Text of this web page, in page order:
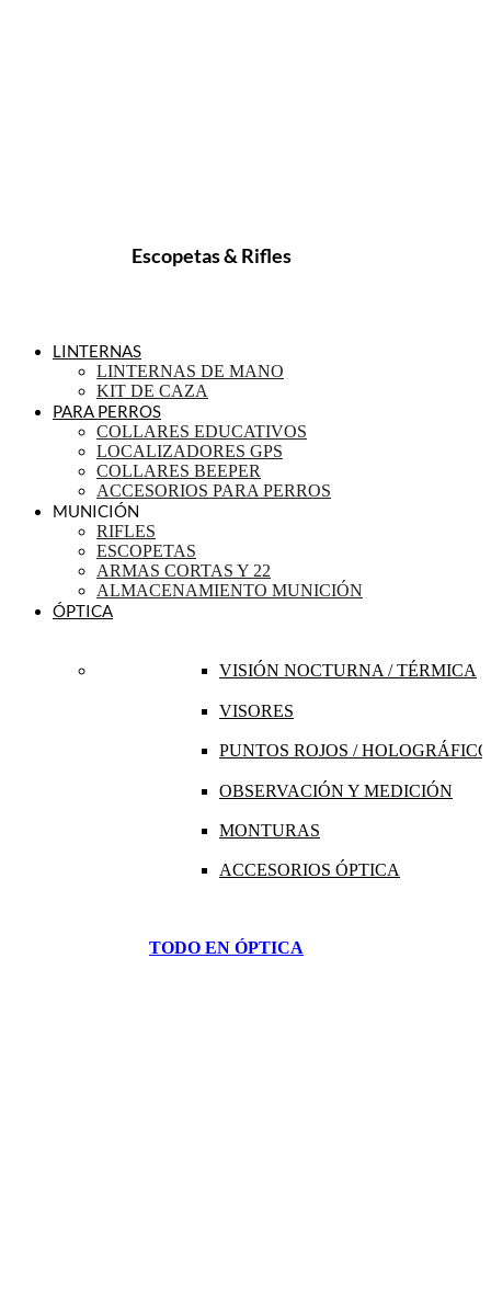
Escopetas & Rifles
LINTERNAS
LINTERNAS DE MANO
KIT DE CAZA
PARA PERROS
COLLARES EDUCATIVOS
LOCALIZADORES GPS
COLLARES BEEPER
ACCESORIOS PARA PERROS
MUNICIÓN
RIFLES
ESCOPETAS
ARMAS CORTAS Y 22
ALMACENAMIENTO MUNICIÓN
ÓPTICA
VISIÓN NOCTURNA / TÉRMICA
VISORES
PUNTOS ROJOS /
OBSERVACIÓN Y MEDICIÓN
MONTURAS
ACCESORIOS ÓPTICA
TODO EN ÓPTICA